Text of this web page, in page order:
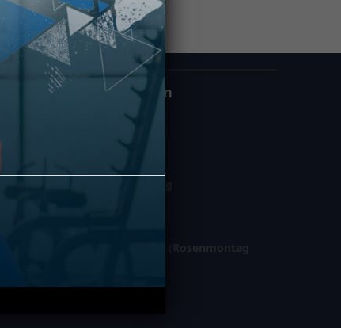
Öffnungszeiten
Montag – Freitag
06:00 – 23:00
10:00 – 21:00